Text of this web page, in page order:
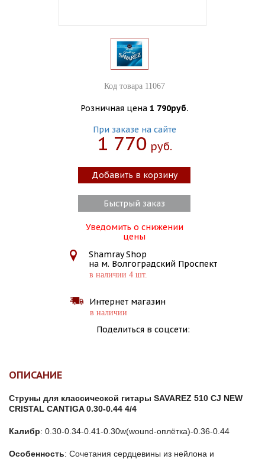
Код товара 11067
Розничная цена 1 790руб.
При заказе на сайте
1 770 Руб.
Добавить в корзину
Быстрый заказ
Уведомить о снижении
цены
Shamray Shop
на м. Волгоградский Проспект
в наличии 4 шт.
Интернет магазин
в наличии
Поделиться в соцсети:
ОПИСАНИЕ
Струны для классической гитары SAVAREZ 510 CJ NEW
CRISTAL CANTIGA 0.30-0.44 4/4
Калибр: 0.30-0.34-0.41-0.30w(wound-оплётка)-0.36-0.44
Особенность: Сочетания сердцевины из нейлона и